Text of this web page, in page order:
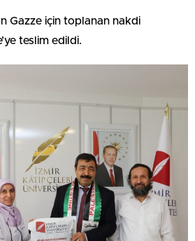
Gazze için toplanan nakdi
teslim edildi.